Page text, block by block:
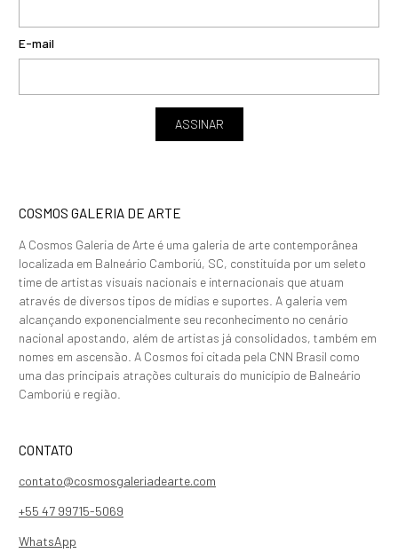
E-mail
ASSINAR
COSMOS GALERIA DE ARTE
A Cosmos Galeria de Arte é uma galeria de arte contemporânea
localizada em Balneário Camboriú, SC, constituída por um seleto
time de artistas visuais nacionais e internacionais que atuam
através de diversos tipos de mídias e suportes. A galeria vem
alcançando exponencialmente seu reconhecimento no cenário
nacional apostando, além de artistas já consolidados, também em
nomes em ascensão. A Cosmos foi citada pela CNN Brasil como
uma das principais atrações culturais do município de Balneário
Camboriú e região.
CONTATO
contato@cosmosgaleriadearte.com
+55 47 99715-5069
WhatsApp